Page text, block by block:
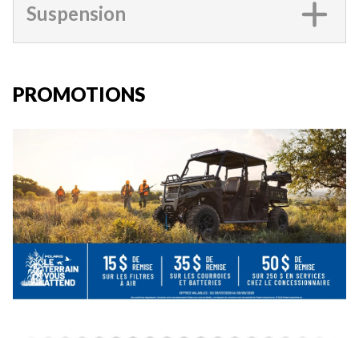
Suspension
PROMOTIONS